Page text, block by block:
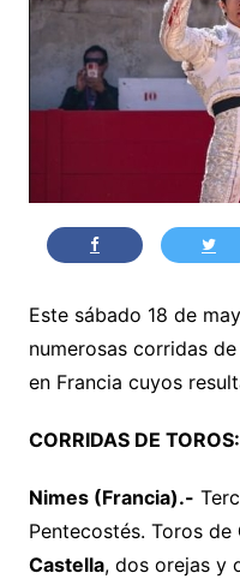
Este sábado 18 de
numerosas corridas
en Francia cuyos
CORRIDAS DE TOROS:
Nimes (Francia).-
Pentecostés. Toros de
Castella, dos orejas y